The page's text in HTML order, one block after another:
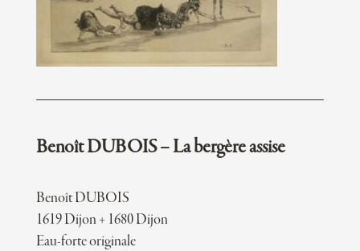
Benoît DUBOIS – La bergère assise
Benoît DUBOIS
1619 Dijon + 1680 Dijon
Eau-forte originale